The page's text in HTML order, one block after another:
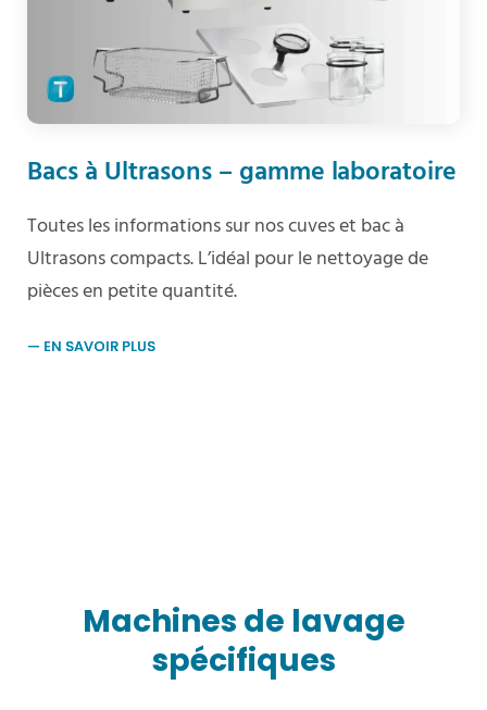
Bacs à Ultrasons – gamme laboratoire
Toutes les informations sur nos cuves et bac à
Ultrasons compacts. L’idéal pour le nettoyage de
pièces en petite quantité.
Machines de lavage
spécifiques